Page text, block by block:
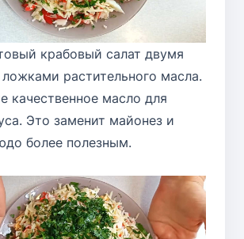
крабовый салат двумя
растительного масла.
качественное масло для
Это заменит майонез и
более полезным.